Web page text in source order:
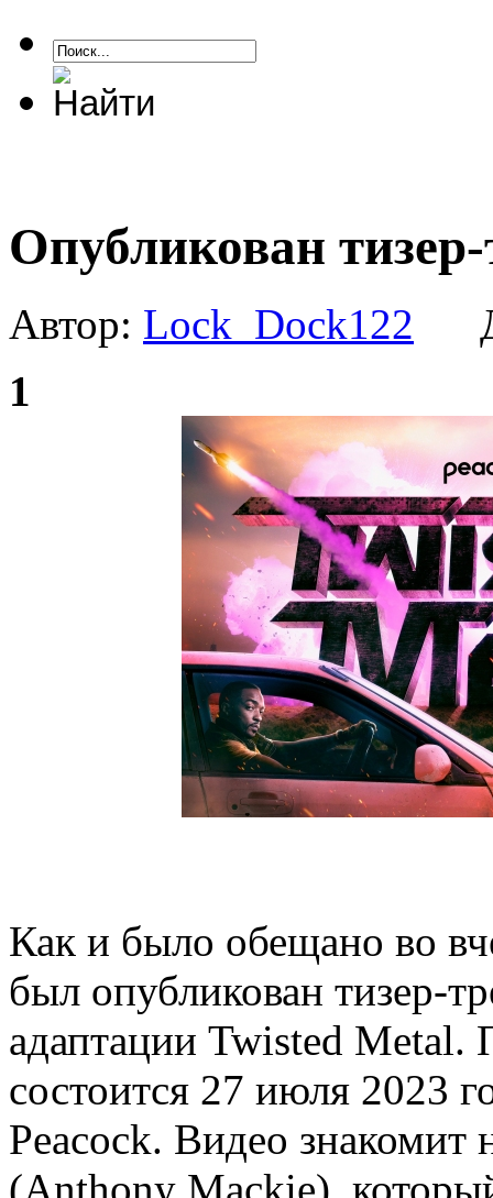
Опубликован
Автор: Lock_Dock122
1
Как и было обещано во
был опубликован тизер-
адаптации Twisted Metal.
состоится 27 июля 2023
Peacock. Видео